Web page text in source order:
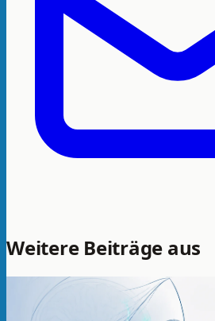
Weitere Beiträge aus